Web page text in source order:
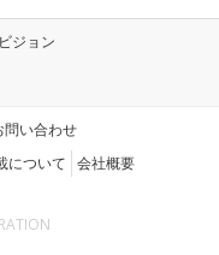
ジョン
問い合わせ
について 会社概要